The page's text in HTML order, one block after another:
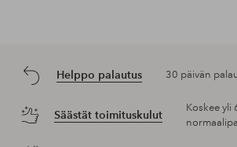
Helppo palautus 30 päivän
Säästät toimituskulut
Koskee yli